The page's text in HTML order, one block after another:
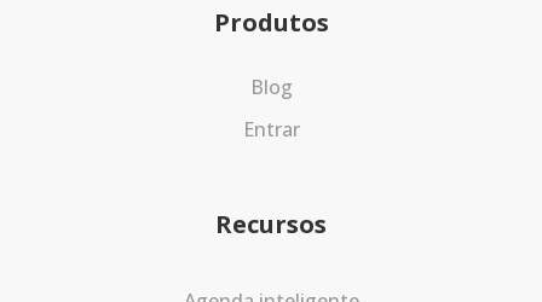
Produtos
Blog
Entrar
Recursos